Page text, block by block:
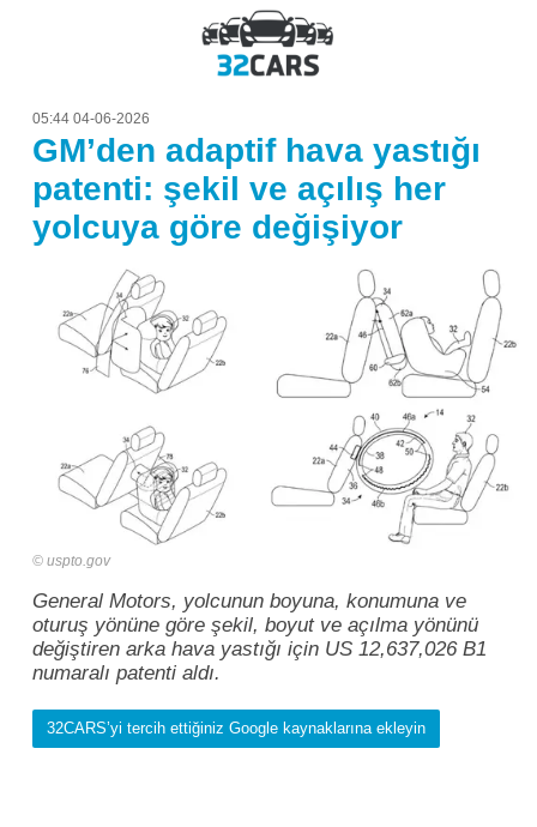
05:44 04-06-2026
GM’den adaptif hava yastığı
patenti: şekil ve açılış her
yolcuya göre değişiyor
uspto.gov
General Motors, yolcunun boyuna, konumuna ve
oturuş yönüne göre şekil, boyut ve açılma yönünü
değiştiren arka hava yastığı için US 12,637,026 B1
numaralı patenti aldı.
32CARS’yi tercih ettiğiniz Google kaynaklarına ekleyin